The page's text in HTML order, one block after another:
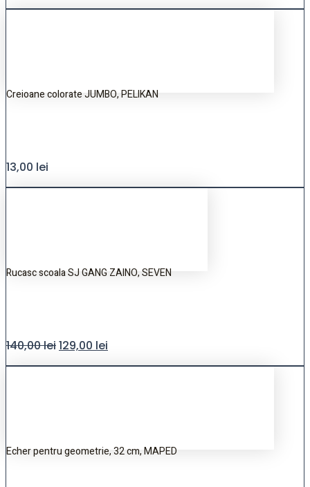
Creioane colorate JUMBO, PELIKAN
13,00 lei
Rucasc scoala SJ GANG ZAINO, SEVEN
140,00lei129,00 lei
Echer pentru geometrie, 32 cm, MAPED